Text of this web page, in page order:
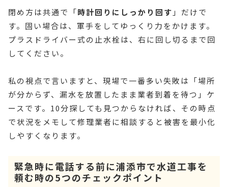
閉め方は共通で「時計回りにしっかり回す 」だけで
す。固い場合は、軍手をしてゆっくり力をかけます。
プラスドライバー式の止水栓は、右に回し切るまで回
してください。
私の視点で言いますと、現場で一番多い失敗は「場所
が分からず、漏水を放置したまま業者到着を待つ」ケ
ースです。10分探しても見つからなければ、その時点
で状況をメモして修理業者に相談すると被害を最小化
しやすくなります。
緊急時に電話する前に浦添市で水道工事を
頼む時の5つのチェックポイント